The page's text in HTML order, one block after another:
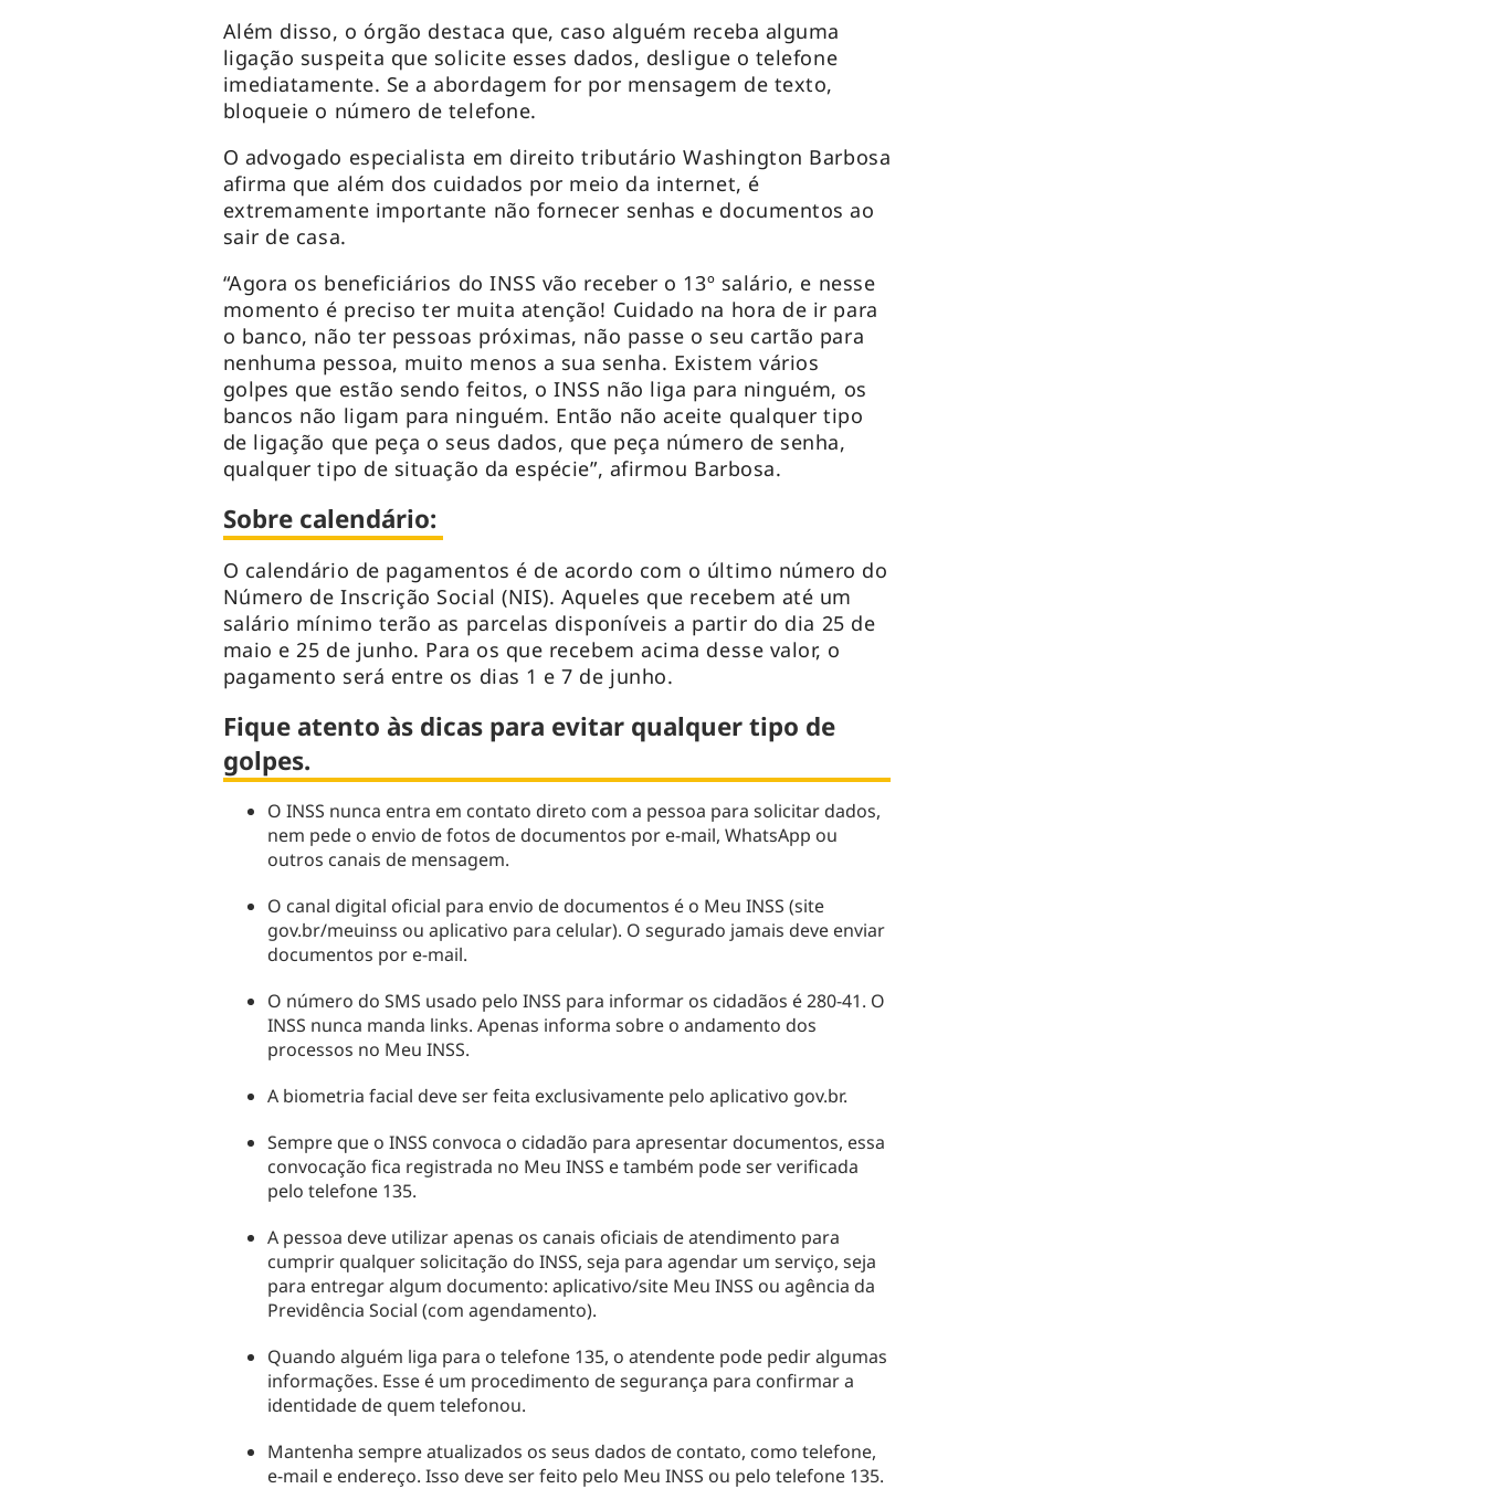
Além disso, o órgão destaca que, caso alguém receba alguma
ligação suspeita que solicite esses dados, desligue o telefone
imediatamente. Se a abordagem for por mensagem de texto,
bloqueie o número de telefone.
O advogado especialista em direito tributário Washington Barbosa
afirma que além dos cuidados por meio da internet, é
extremamente importante não fornecer senhas e documentos ao
sair de casa.
“Agora os beneficiários do INSS vão receber o 13º salário, e nesse
momento é preciso ter muita atenção! Cuidado na hora de ir para
o banco, não ter pessoas próximas, não passe o seu cartão para
nenhuma pessoa, muito menos a sua senha. Existem vários
golpes que estão sendo feitos, o INSS não liga para ninguém, os
bancos não ligam para ninguém. Então não aceite qualquer tipo
de ligação que peça o seus dados, que peça número de senha,
qualquer tipo de situação da espécie”, afirmou Barbosa.
Sobre calendário:
O calendário de pagamentos é de acordo com o último número do
Número de Inscrição Social (NIS). Aqueles que recebem até um
salário mínimo terão as parcelas disponíveis a partir do dia 25 de
maio e 25 de junho. Para os que recebem acima desse valor, o
pagamento será entre os dias 1 e 7 de junho.
Fique atento às dicas para evitar qualquer tipo de
golpes.
O INSS nunca entra em contato direto com a pessoa para solicitar dados,
nem pede o envio de fotos de documentos por e-mail, WhatsApp ou
outros canais de mensagem.
O canal digital oficial para envio de documentos é o Meu INSS (site
gov.br/meuinss ou aplicativo para celular). O segurado jamais deve enviar
documentos por e-mail.
O número do SMS usado pelo INSS para informar os cidadãos é 280-41. O
INSS nunca manda links. Apenas informa sobre o andamento dos
processos no Meu INSS.
A biometria facial deve ser feita exclusivamente pelo aplicativo gov.br.
Sempre que o INSS convoca o cidadão para apresentar documentos, essa
convocação fica registrada no Meu INSS e também pode ser verificada
pelo telefone 135.
A pessoa deve utilizar apenas os canais oficiais de atendimento para
cumprir qualquer solicitação do INSS, seja para agendar um serviço, seja
para entregar algum documento: aplicativo/site Meu INSS ou agência da
Previdência Social (com agendamento).
Quando alguém liga para o telefone 135, o atendente pode pedir algumas
informações. Esse é um procedimento de segurança para confirmar a
identidade de quem telefonou.
Mantenha sempre atualizados os seus dados de contato, como telefone,
e-mail e endereço. Isso deve ser feito pelo Meu INSS ou pelo telefone 135.